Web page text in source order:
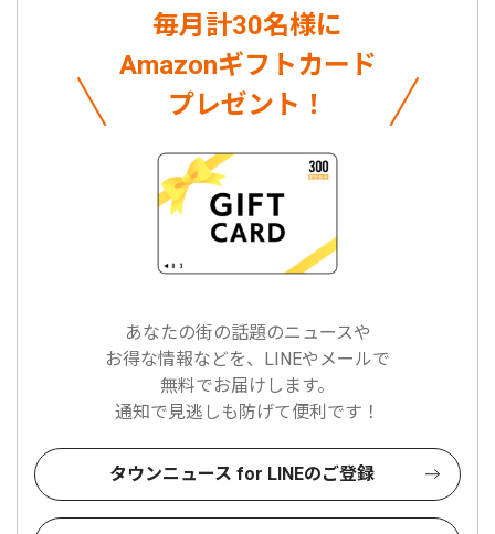
毎月計30名様に
Amazonギフトカード
プレゼント！
あなたの街の話題のニュースや
お得な情報などを、LINEやメールで
無料でお届けします。
通知で見逃しも防げて便利です！
タウンニュース for LINEのご登録